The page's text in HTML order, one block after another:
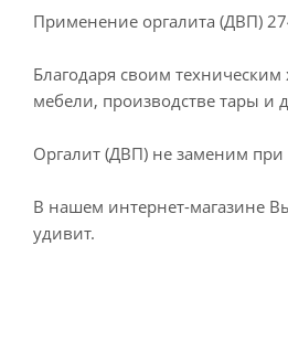
Применение оргалита (ДВП)
Благодаря своим
мебели, производстве тары и
Оргалит (ДВП) не заменим
В нашем интернет-магазине
удивит.